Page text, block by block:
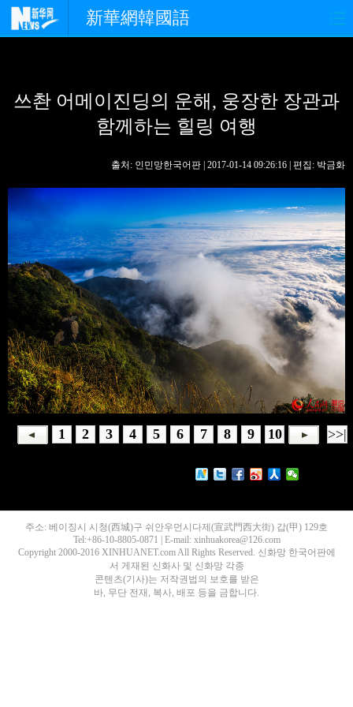
新華網韓國語
경제 사회 포토
핫 TV
생생 중국어
쓰촨 어메이진딩의 운해, 웅장한 장관과
함께하는 힐링 여행
출처: 인민망한국어판 | 2017-01-14 09:26:16 | 편집: 박금화
1 2 3 4 5 6 7 8 9 10 >>|
주소: 베이징시 시청(西城)구 쉬안우먼시다제(宣武門西大街) 갑(甲) 129호
Tel:+86-10-8805-0871 | E-mail: xinhuakorea@126.com
Copyright 2000-2016 XINHUANET.com All Rights Reserved. 신화망 한국어판에
서 게재된 신화사 및 신화망 각종
콘텐츠(기사)는 저작권법의 보호를 받은
바, 무단 전재, 복사, 배포 등을 금합니다.